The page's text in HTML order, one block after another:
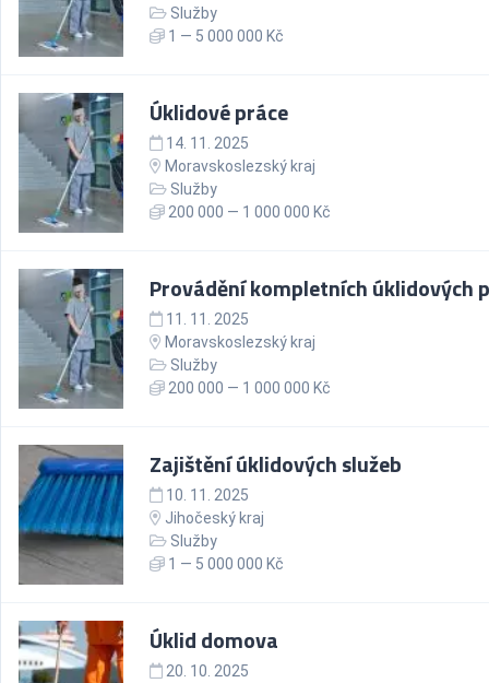
Služby
1 — 5 000 000 Kč
Úklidové práce
14. 11. 2025
Moravskoslezský kraj
Služby
200 000 — 1 000 000 Kč
Provádění kompletních úklidových
11. 11. 2025
Moravskoslezský kraj
Služby
200 000 — 1 000 000 Kč
Zajištění úklidových služeb
10. 11. 2025
Jihočeský kraj
Služby
1 — 5 000 000 Kč
Úklid domova
20. 10. 2025